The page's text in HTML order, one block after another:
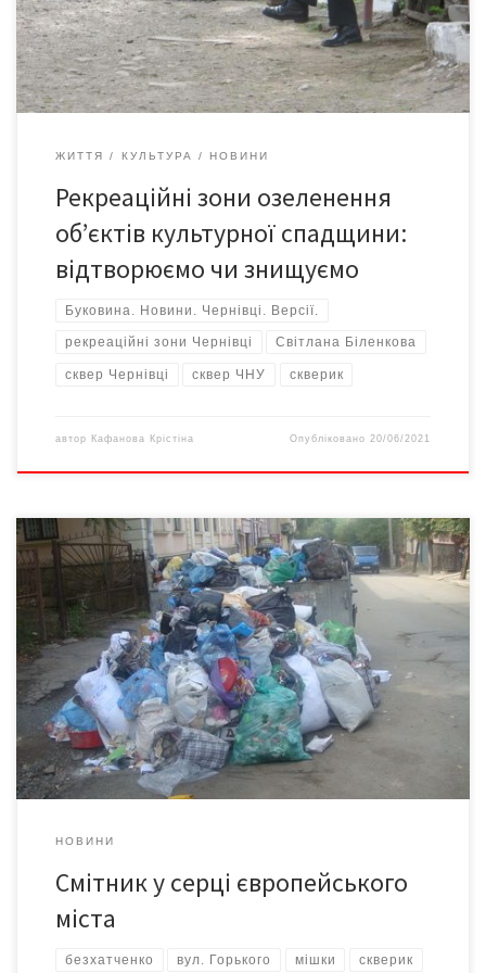
десь… «загубилася». Вчений секретар УНК ІКОМОС тих років
Світлана БІЛЕНКОВА […]
ЖИТТЯ КУЛЬТУРА НОВИНИ
Рекреаційні зони озеленення
об’єктів культурної спадщини:
відтворюємо чи знищуємо
Буковина. Новини. Чернівці. Версії.
рекреаційні зони Чернівці Світлана Біленкова
сквер Чернівці сквер ЧНУ скверик
автор Кафанова Крістіна Опубліковано 20/06/2021
Не пощастило мешканцям будинків №7 та №9 на вул. Горького у
Чернівцях. Хоч мало би бути навпаки: будинки мають історичну
цінність. Меморіальна дошка на №7 розповідає, що в ньому
понад тридцять років мешкав видатний професор-
офтальмолог, орденоносець і заслужений діяч культури
Борис Радзіховський. А на №9 – охоронна плита пам’ятки
історії. […]
НОВИНИ
Смітник у серці європейського
міста
безхатченко вул. Горького мішки скверик